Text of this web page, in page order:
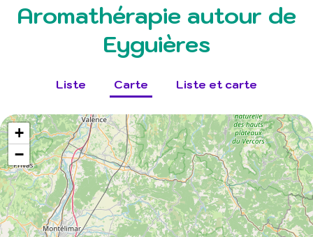
Aromathérapie autour de
Eyguières
Liste Carte Liste et carte
+
−